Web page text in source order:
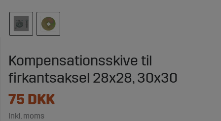
Kompensationsskive til
firkantsaksel 28x28, 30x30
75 DKK
Inkl. moms